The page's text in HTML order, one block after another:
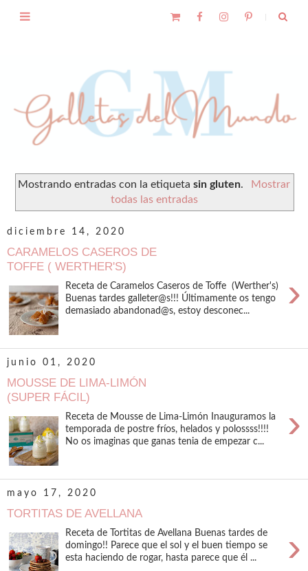
Mostrando entradas con la etiquetasin gluten.
Mostrar
todas las entradas
diciembre 14, 2020
CARAMELOS CASEROS DE
TOFFE ( WERTHER'S)
›
Receta de Caramelos Caseros de Toffe (Werther's)
Buenas tardes galleter@s!!! Últimamente os tengo
demasiado abandonad@s, estoy desconec...
junio 01, 2020
MOUSSE DE LIMA-LIMÓN
(SUPER FÁCIL)
›
Receta de Mousse de Lima-Limón Inauguramos la
temporada de postre fríos, helados y polossss!!!!
No os imaginas que ganas tenia de empezar c...
mayo 17, 2020
TORTITAS DE AVELLANA
›
Receta de Tortitas de Avellana Buenas tardes de
domingo!! Parece que el sol y el buen tiempo se
esta haciendo de rogar, hasta parece que él ...